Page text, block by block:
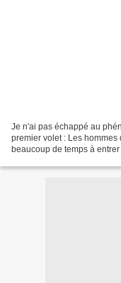
Je n'ai pas échappé au
premier volet : Les
beaucoup de temps à